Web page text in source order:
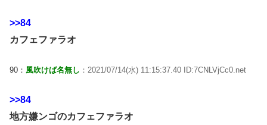
>>84
カフェファラオ
90： 風吹けば名無し ：2021/07/14(水) 11:15:37.40 ID:7CNLVjCc0.net
>>84
地方嫌ンゴのカフェファラオ